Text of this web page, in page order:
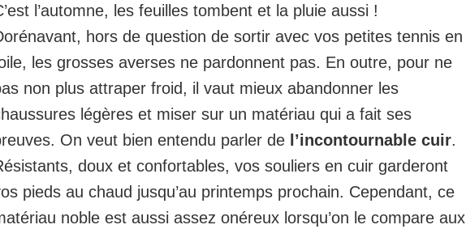
l’automne, les feuilles tombent et la pluie aussi !
hors de question de sortir avec vos petites tennis en
les grosses averses ne pardonnent pas. En outre, pour ne
non plus attraper froid, il vaut mieux abandonner les
légères et miser sur un matériau qui a fait ses
On veut bien entendu parler de l’incontournable cuir.
doux et confortables, vos souliers en cuir garderont
pieds au chaud jusqu’au printemps prochain. Cependant, ce
noble est aussi assez onéreux lorsqu’on le compare aux